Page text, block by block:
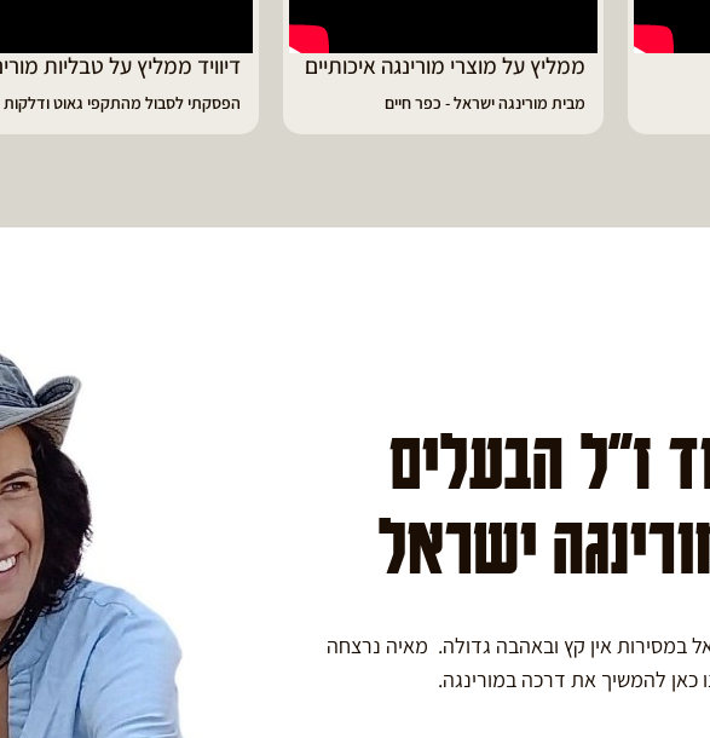
דיוויד ממליץ על טבליות מורינגה
הפסקתי לסבול מהתקפי גאוט ודלקות
מוריה ממליצה
פיתרון מעולה לאמהות ולחיזוק הגוף
ז"ל הבעלים
ישראל
במסירות אין קץ ובאהבה גדולה. מאיה נרצחה